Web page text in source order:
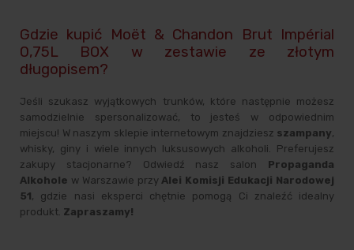
Gdzie kupić Moët & Chandon Brut Impérial
0,75L BOX w zestawie ze złotym
długopisem?
Jeśli szukasz wyjątkowych trunków, które następnie możesz
samodzielnie spersonalizować, to jesteś w odpowiednim
miejscu! W naszym sklepie internetowym znajdziesz szampany,
whisky, giny i wiele innych luksusowych alkoholi. Preferujesz
zakupy stacjonarne? Odwiedź nasz salon Propaganda
Alkohole w Warszawie przyAlei Komisji Edukacji Narodowej
51, gdzie nasi eksperci chętnie pomogą Ci znaleźć idealny
produkt. Zapraszamy!